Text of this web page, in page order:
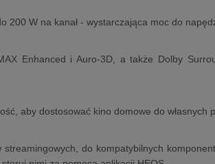
W na kanał - wystarczająca moc do
Enhanced i Auro-3D, a także Dolby
aby dostosować kino domowe do własnych
do kompatybilnych